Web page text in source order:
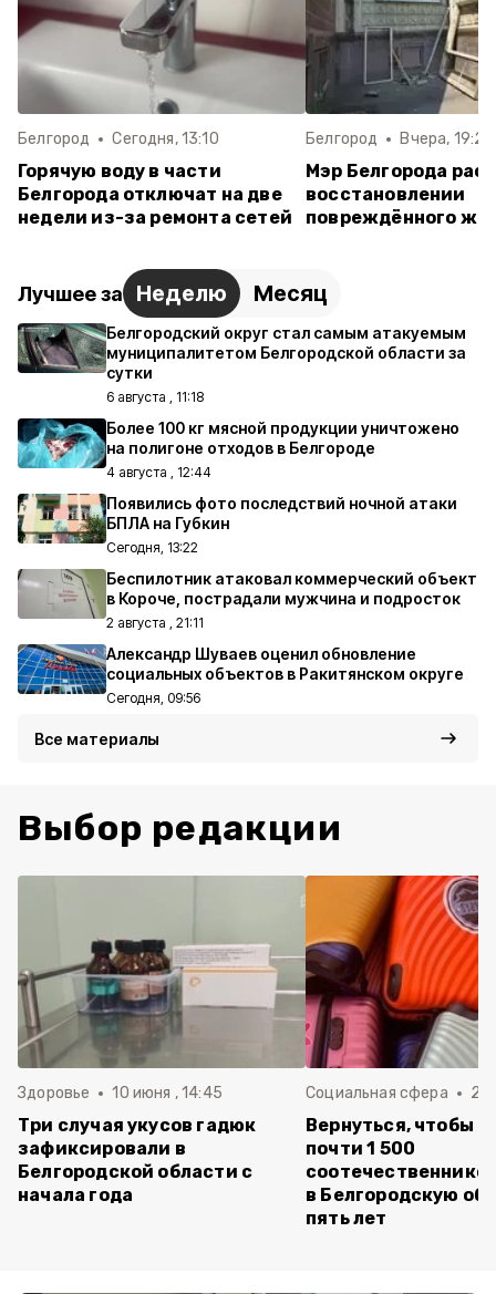
Белгород Сегодня, 13:10
Горячую воду в части
Белгорода отключат на две
недели из-за ремонта сетей
Белгород Вчера, 19:28
Мэр Белгорода
восстановлении
повреждённого
Лучшее за Неделю Месяц
Белгородский округ стал самым атакуемым
муниципалитетом Белгородской области за
сутки
6 августа , 11:18
Более 100 кг мясной продукции уничтожено
на полигоне отходов в Белгороде
4 августа , 12:44
Появились фото последствий ночной атаки
БПЛА на Губкин
Сегодня, 13:22
Беспилотник атаковал коммерческий объект
в Короче, пострадали мужчина и подросток
2 августа , 21:11
Александр Шуваев оценил обновление
социальных объектов в Ракитянском округе
Сегодня, 09:56
Все материалы
Выбор редакции
Здоровье 10 июня , 14:45
Три случая укусов гадюк
зафиксировали в
Белгородской области с
начала года
Социальная сфера 20
Вернуться, чтобы
почти 1 500
в Белгородскую
пять лет